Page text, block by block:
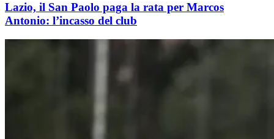
Lazio, il San Paolo paga la rata per Marcos
Antonio: l’incasso del club